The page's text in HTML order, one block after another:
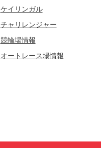
ケイリンガル
チャリレンジャー
競輪場情報
オートレース場情報